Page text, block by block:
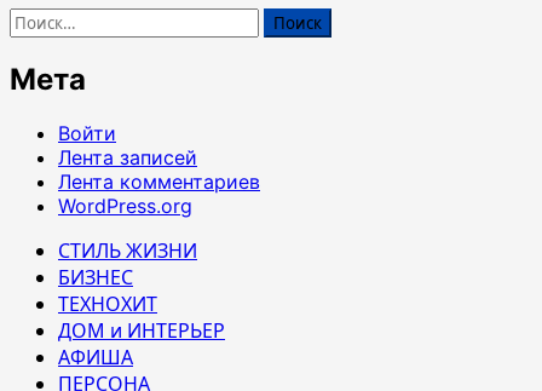
Найти:
Мета
Войти
Лента записей
Лента комментариев
WordPress.org
СТИЛЬ ЖИЗНИ
БИЗНЕС
ТЕХНОХИТ
ДОМ и ИНТЕРЬЕР
АФИША
ПЕРСОНА